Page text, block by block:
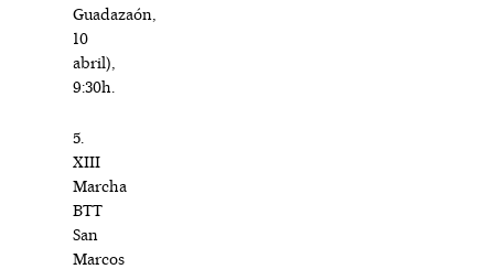
Guadazaón,
10
abril),
9:30h.
5.
XIII
Marcha
BTT
San
Marcos